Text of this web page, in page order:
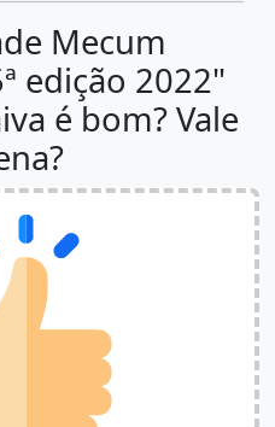
Mecum
edição 2022"
é bom? Vale